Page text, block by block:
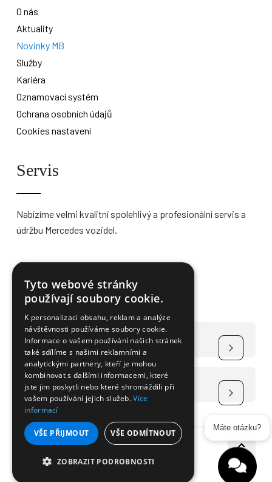
O nás
Aktuality
Novinky MB
Služby
Kariéra
Oznamovací systém
Ochrana osobních údajů
Cookies nastavení
Servis
Nabízíme velmi kvalitní spolehlivý a profesionální servis a
údržbu Mercedes vozidel.
Čerpání dotace na elektromobily
Čerpání dotace na FVE
Máte otázku?
Tyto webové stránky
používají soubory cookie.
K personalizaci obsahu, reklam a analýze
návštěvnosti používáme soubory cookie.
Informace o vašem používání našich stránek
také sdílíme s našimi reklamními a
analytickými partnery, kteří je mohou
kombinovat s dalšími informacemi, které
jste jim poskytli nebo které shromáždili při
vašem používání jejich služeb.Více
informací
VŠE PŘIJMOUT VŠE ODMÍTNOUT
ZOBRAZIT PODROBNOSTI